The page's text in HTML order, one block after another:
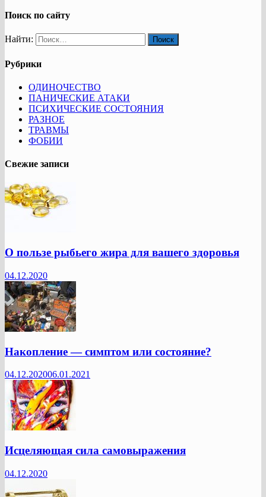
Поиск по сайту
Найти:
Рубрики
ОДИНОЧЕСТВО
ПАНИЧЕСКИЕ АТАКИ
ПСИХИЧЕСКИЕ СОСТОЯНИЯ
РАЗНОЕ
ТРАВМЫ
ФОБИИ
Свежие записи
О пользе рыбьего жира для вашего здоровья
04.12.2020
Накопление — симптом или состояние?
04.12.202006.01.2021
Исцеляющая сила самовыражения
04.12.2020